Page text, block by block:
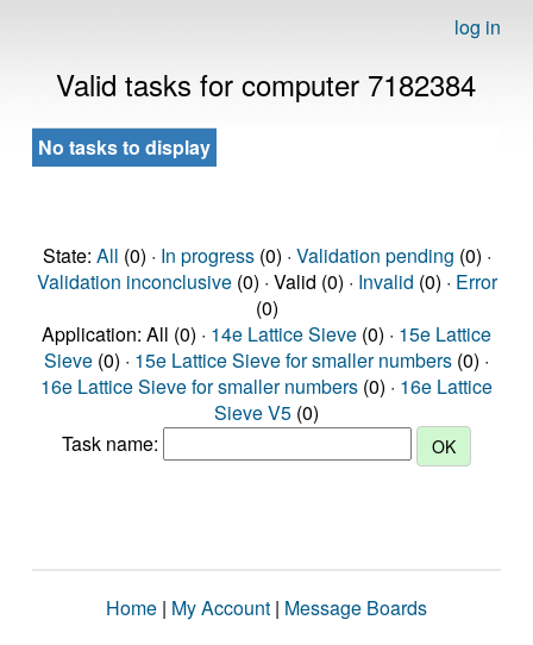
log in
Valid tasks for computer 7182384
No tasks to display
State: All (0) · In progress(0) · Validation pending (0) ·
Validation inconclusive(0) · Valid (0) · Invalid (0) · Error
(0)
Application: All (0) · 14e Lattice Sieve (0) · 15e Lattice
Sieve (0) · 15e Lattice Sieve for smaller numbers (0) ·
16e Lattice Sieve for smaller numbers (0) · 16e Lattice
Sieve V5 (0)
Task name:
Home | My Account | Message Boards